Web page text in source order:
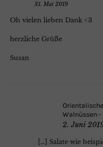
31. Mai 2019
Oh vielen lieben Dank <3
herzliche Grüße
Susan
Walnüssen
2. Juni
[…] Salate wie